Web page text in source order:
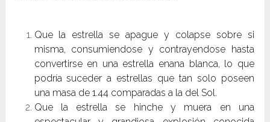
Que la estrella se apague y colapse sobre si
misma, consumiendose y contrayendose hasta
convertirse en una estrella enana blanca, lo que
podría suceder a estrellas que tan solo poseen
una masa de 1.44 comparadas a la del Sol.
Que la estrella se hinche y muera en una